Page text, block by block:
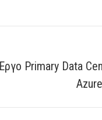
Primary Data